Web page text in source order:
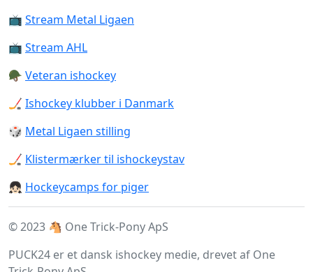
📺 Stream Metal Ligaen
📺 Stream AHL
🪖 Veteran ishockey
🏒 Ishockey klubber i Danmark
🎲 Metal Ligaen stilling
🏒 Klistermærker til ishockeystav
👧🏻 Hockeycamps for piger
© 2023 🐴 One Trick-Pony ApS
PUCK24 er et dansk ishockey medie, drevet af One